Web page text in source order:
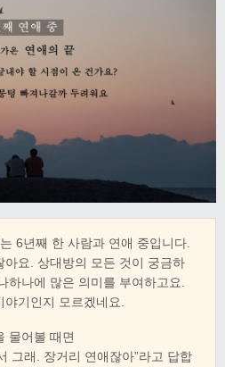
6년째 한 사람과 연애 중입니다.
아요. 상대방의 모든 것이 궁금하
하나에 많은 의미를 부여하고요.
기인지 모르겠네요.
물어볼 때면
그래. 장거리 연애잖아”라고 답합